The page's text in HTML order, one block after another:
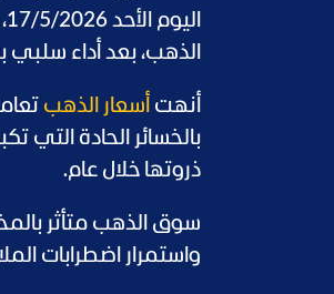
الذهب، بعد أداء سلبي
أنهت أسعار الذهب
بالخسائر الحادة التي
ذروتها خلال عام.
سوق الذهب متأثر
واستمرار اضطرابات